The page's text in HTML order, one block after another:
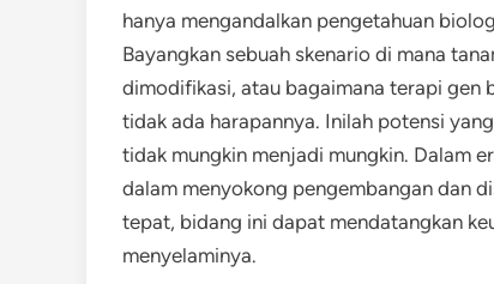
hanya mengandalkan pengetahuan
Bayangkan sebuah skenario di mana
dimodifikasi, atau bagaimana terapi gen
tidak ada harapannya. Inilah potensi
tidak mungkin menjadi mungkin. Dalam
dalam menyokong pengembangan dan
tepat, bidang ini dapat mendatangkan
menyelaminya.